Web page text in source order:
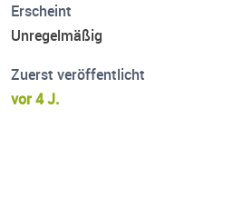
Erscheint
Unregelmäßig
Zuerst veröffentlicht
vor 4 J.